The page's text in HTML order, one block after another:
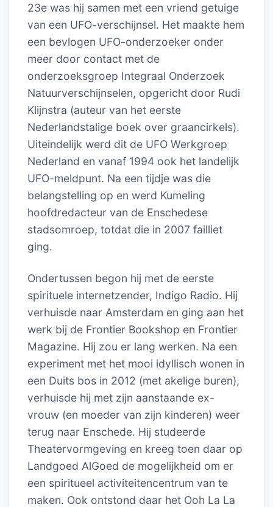
23e was hij samen met een vriend getuige
van een UFO-verschijnsel. Het maakte hem
een bevlogen UFO-onderzoeker onder
meer door contact met de
onderzoeksgroep Integraal Onderzoek
Natuurverschijnselen, opgericht door Rudi
Klijnstra (auteur van het eerste
Nederlandstalige boek over graancirkels).
Uiteindelijk werd dit de UFO Werkgroep
Nederland en vanaf 1994 ook het landelijk
UFO-meldpunt. Na een tijdje was die
belangstelling op en werd Kumeling
hoofdredacteur van de Enschedese
stadsomroep, totdat die in 2007 failliet
ging.
Ondertussen begon hij met de eerste
spirituele internetzender, Indigo Radio. Hij
verhuisde naar Amsterdam en ging aan het
werk bij de Frontier Bookshop en Frontier
Magazine. Hij zou er lang werken. Na een
experiment met het mooi idyllisch wonen in
een Duits bos in 2012 (met akelige buren),
verhuisde hij met zijn aanstaande ex-
vrouw (en moeder van zijn kinderen) weer
terug naar Enschede. Hij studeerde
Theatervormgeving en kreeg toen daar op
Landgoed AlGoed de mogelijkheid om er
een spiritueel activiteitencentrum van te
maken. Ook ontstond daar het Ooh La La